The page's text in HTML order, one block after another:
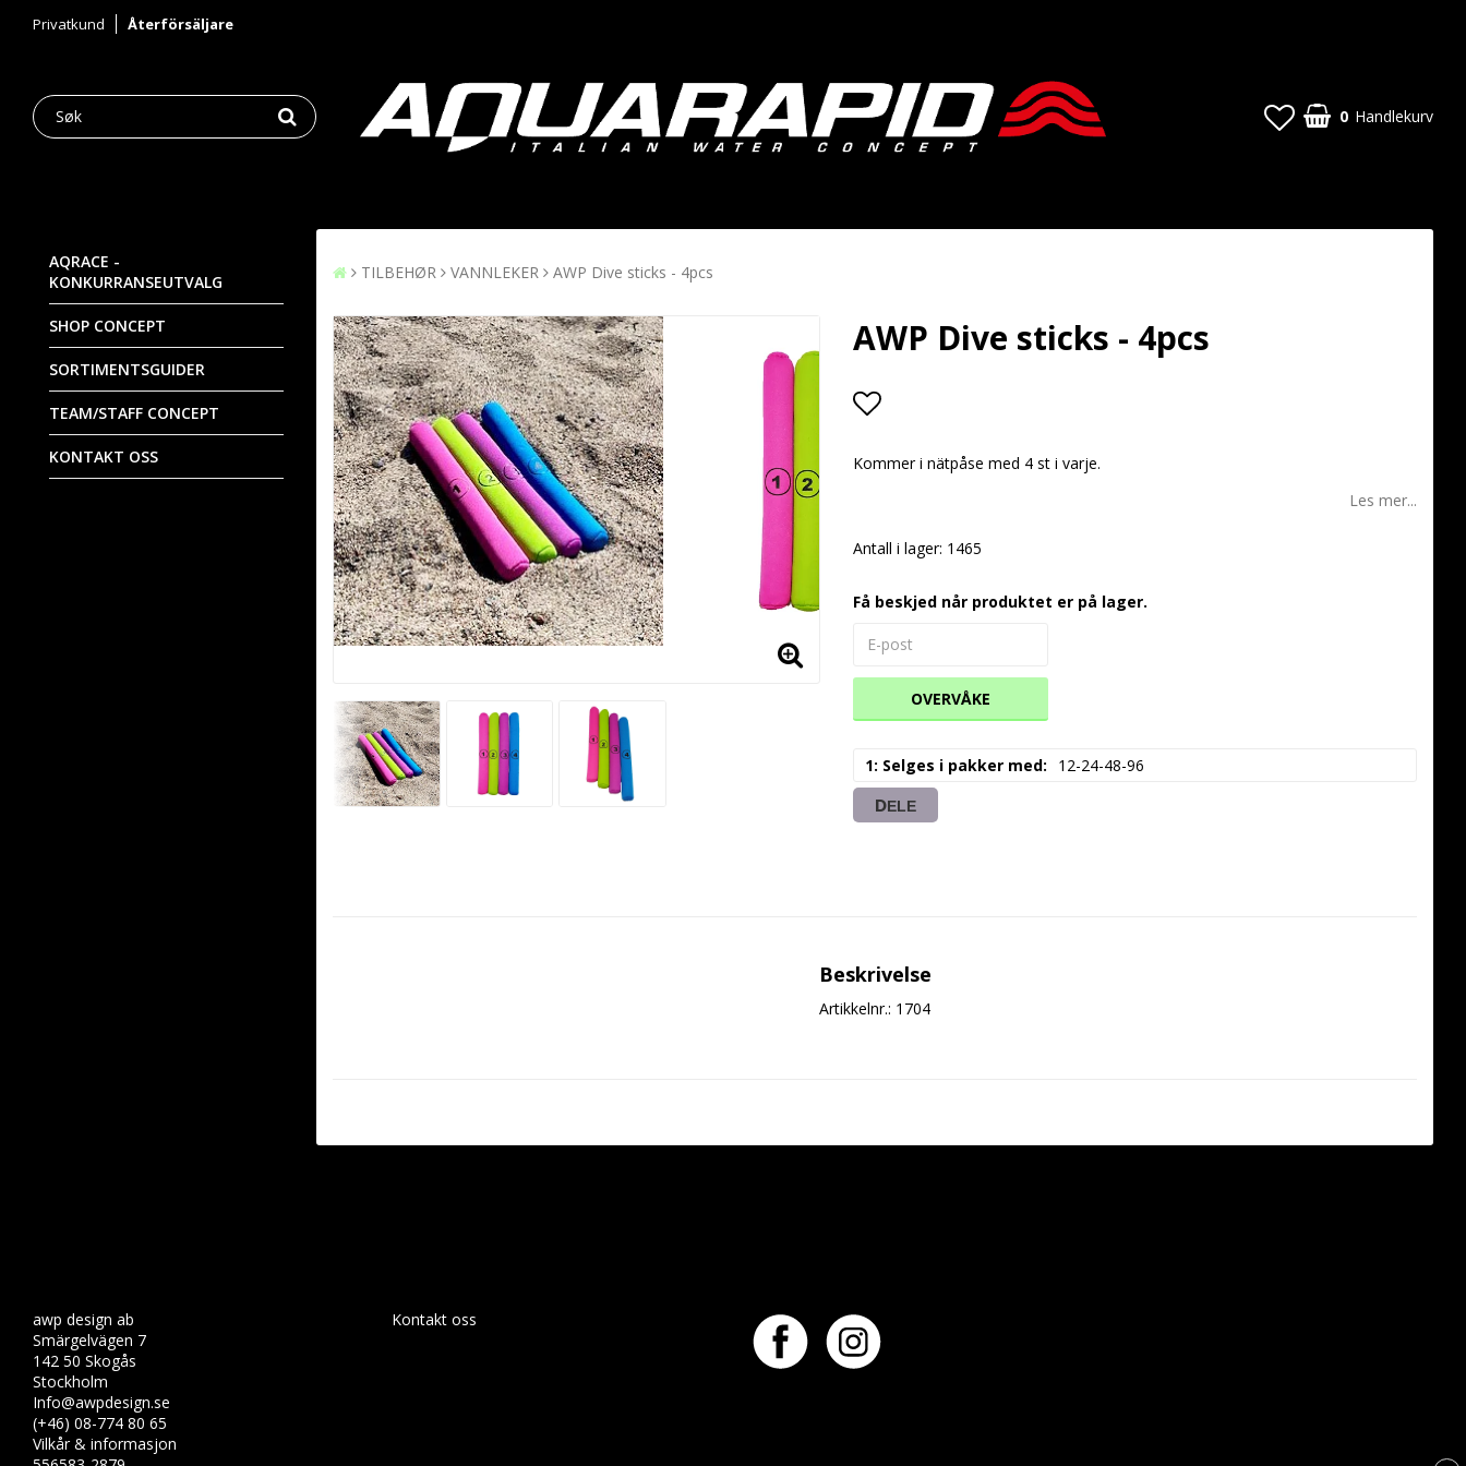
Privatkund Återförsäljare
0 Handlekurv
AQRACE -
KONKURRANSEUTVALG
SHOP CONCEPT
SORTIMENTSGUIDER
TEAM/STAFF CONCEPT
KONTAKT OSS
TILBEHØR VANNLEKER AWP Dive sticks - 4pcs
AWP Dive sticks - 4pcs
Add to list of favorites
Kommer i nätpåse med 4 st i varje.
Les mer...
Antall i lager: 1465
Få beskjed når produktet er på lager.
OVERVÅKE
1: Selges i pakker med 12-24-48-96
DELE
Beskrivelse
Artikkelnr.: 1704
awp design ab
Smärgelvägen 7
142 50 Skogås
Stockholm
Info@awpdesign.se
(+46) 08-774 80 65
Vilkår & informasjon
Kontakt oss